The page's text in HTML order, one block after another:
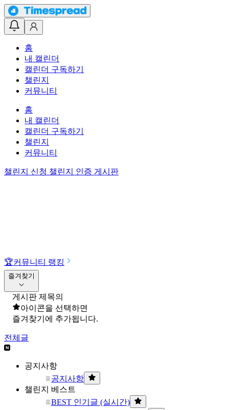
홈
내 캘린더
캘린더 구독하기
챌린지
커뮤니티
홈
내 캘린더
캘린더 구독하기
챌린지
커뮤니티
챌린지 신청 챌린지 인증 게시판
🏆커뮤니티 랭킹
즐겨찾기
게시판 제목의
아이콘을 선택하면
즐겨찾기에 추가됩니다.
전체글
공지사항
공지사항
챌린지 베스트
BEST 인기글 (실시간)